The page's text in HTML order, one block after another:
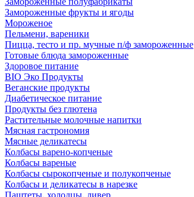
Замороженные фрукты и ягоды
Мороженое
Пельмени, вареники
Пицца, тесто и пр. мучные п/ф замороженные
Готовые блюда замороженные
Здоровое питание
BIO Эко Продукты
Веганские продукты
Диабетическое питание
Продукты без глютена
Растительные молочные напитки
Мясная гастрономия
Мясные деликатесы
Колбасы варено-копченые
Колбасы вареные
Колбасы сырокопченые и полукопченые
Колбасы и деликатесы в нарезке
Паштеты, холодцы, ливер